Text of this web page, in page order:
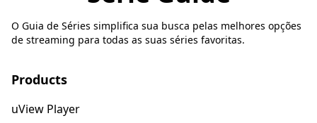
O Guia de Séries simplifica sua busca pelas melhores opções
de streaming para todas as suas séries favoritas.
Products
uView Player